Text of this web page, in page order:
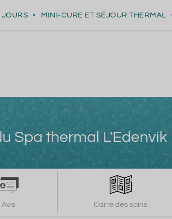
JOURS MINI-CURE ET SÉJOUR THERMAL
Spa thermal L'Edenvik
Avis Carte des soins